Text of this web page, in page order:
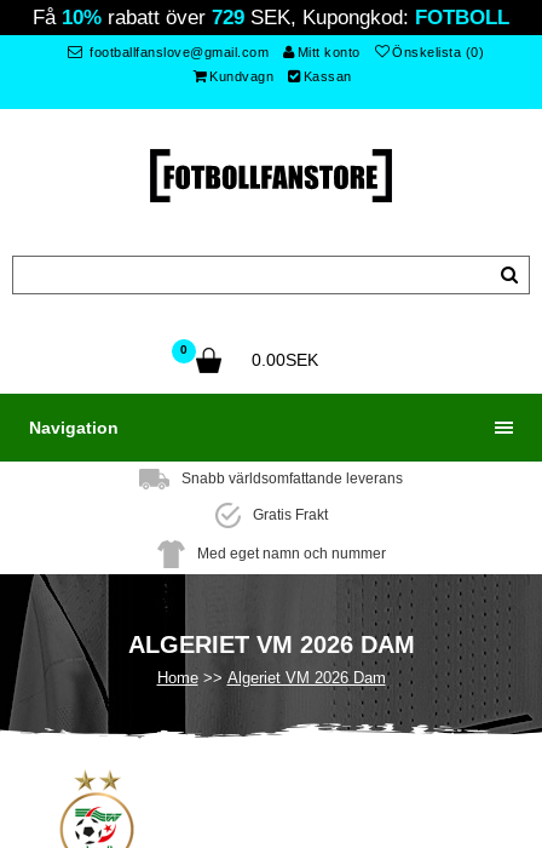
Få 10% rabatt över 729 SEK, Kupongkod: FOTBOLL
footballfanslove@gmail.com Mitt konto
Önskelista (0)
Kundvagn
Kassan
0
0.00SEK
Navigation
Snabb världsomfattande leverans
Gratis Frakt
Med eget namn och nummer
ALGERIET VM 2026 DAM
Home Algeriet VM 2026 Dam